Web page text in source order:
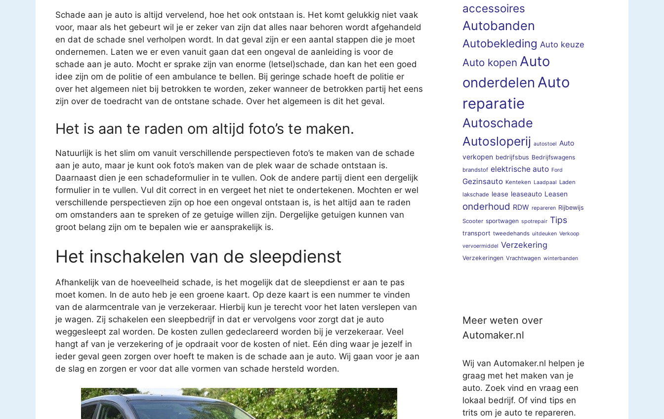
Schade aan je auto is altijd vervelend, hoe het ook ontstaan is. Het komt gelukkig niet vaak
voor, maar als het gebeurt wil je er zeker van zijn dat alles naar behoren wordt afgehandeld
en dat de schade snel verholpen wordt. In dat geval zijn er een aantal stappen die je moet
ondernemen. Laten we er even vanuit gaan dat een ongeval de aanleiding is voor de
schade aan je auto. Mocht er sprake zijn van enorme (letsel)schade, dan kan het een goed
idee zijn om de politie of een ambulance te bellen. Bij geringe schade hoeft de politie er
over het algemeen niet bij betrokken te worden, zeker wanneer de betrokken partij het eens
zijn over de toedracht van de ontstane schade. Over het algemeen is dit het geval.
Het is aan te raden om altijd foto’s te maken.
Natuurlijk is het slim om vanuit verschillende perspectieven foto’s te maken van de schade
aan je auto, maar je kunt ook foto’s maken van de plek waar de schade ontstaan is.
Daarnaast dien je een schadeformulier in te vullen. Ook de andere partij dient een dergelijk
formulier in te vullen. Vul dit correct in en vergeet het niet te ondertekenen. Mochten er wel
verschillende perspectieven zijn op hoe een ongeval ontstaan is, is het altijd aan te raden
om omstanders aan te spreken of ze getuige willen zijn. Dergelijke getuigen kunnen van
groot belang zijn om te bepalen wie er aansprakelijk is.
Het inschakelen van de sleepdienst
Afhankelijk van de hoeveelheid schade, is het mogelijk dat de sleepdienst er aan te pas
moet komen. In de auto heb je een groene kaart. Op deze kaart is een nummer te vinden
van de alarmcentrale van je verzekeraar. Hierbij kun je terecht voor het laten verslepen van
je wagen. Zij schakelen een sleepbedrijf in dat er vervolgens voor zorgt dat je auto
weggesleept zal worden. De kosten zullen gedeclareerd worden bij je verzekeraar. Veel
hangt af van je verzekering of je opdraait voor de kosten of niet. Eén ding waar je jezelf in
ieder geval geen zorgen over hoeft te maken is de schade aan je auto. Wij gaan voor je aan
de slag en zorgen er voor dat alle vormen van schade hersteld worden.
accessoires
Autobanden
Autobekleding Auto keuze
Auto kopen Auto
onderdelen Auto
reparatie
Autoschade
Autosloperij autostoel Auto
verkopen bedrijfsbus Bedrijfswagens
brandstof elektrische auto Ford
Gezinsauto Kenteken Laadpaal Laden
lakschade lease leaseauto Leasen
onderhoud RDW repareren Rijbewijs
Scooter sportwagen spotrepair Tips
transport tweedehands uitdeuken Verkoop
vervoermiddel Verzekering
Verzekeringen Vrachtwagen winterbanden
Meer weten over
Automaker.nl
Wij van Automaker.nl helpen je
graag met het maken van je
auto. Zoek vind en vraag een
lokaal bedrijf. Of vind tips en
trits om je auto te repareren.